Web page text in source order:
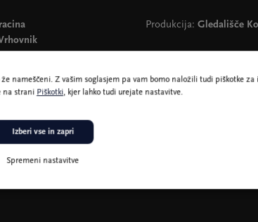
Varmuž
Produkcija: Gledališče
nameščeni. Z vašim soglasjem pa vam bomo naložili tudi piškotke
na strani Piškotki, kjer lahko tudi urejate nastavitve.
Spremeni nastavitve
Izberi vse in zapri